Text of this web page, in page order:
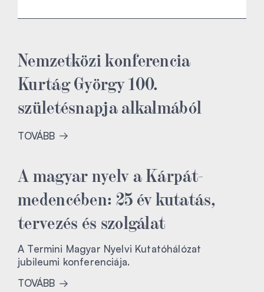
Nemzetközi konferencia
Kurtág György 100.
születésnapja alkalmából
TOVÁBB
A magyar nyelv a Kárpát-
medencében: 25 év kutatás,
tervezés és szolgálat
A Termini Magyar Nyelvi Kutatóhálózat
jubileumi konferenciája.
TOVÁBB